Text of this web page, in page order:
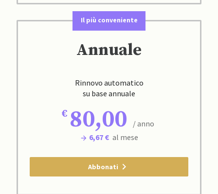
Il più conveniente
Annuale
Rinnovo automatico
su base annuale
80,00
/ anno
6,67 € al mese
Abbonati